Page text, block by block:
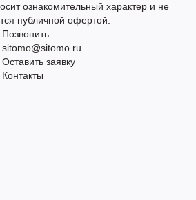
ознакомительный характер и не
публичной офертой.
Позвонить
sitomo@sitomo.ru
Оставить заявку
Контакты